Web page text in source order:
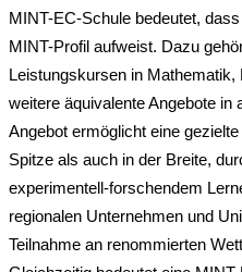
MINT-EC-Schule bedeutet,
MINT-Profil aufweist. Dazu
Leistungskursen in
weitere äquivalente Angebote in
Angebot ermöglicht eine
Spitze als auch in der Breite,
experimentell-forschendem
regionalen Unternehmen und
Teilnahme an renommierten